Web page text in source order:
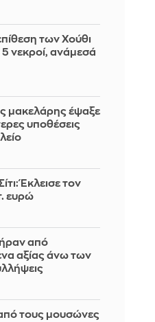
των Χούθι
νεκροί, ανάμεσά
μακελάρης έψαξε
υποθέσεις
Έκλεισε τον
ευρώ
από
αξίας άνω των
τους μουσώνες